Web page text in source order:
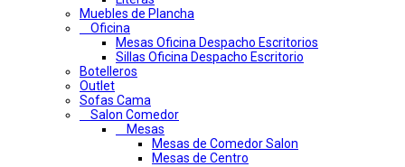
Muebles de Plancha
Oficina
Mesas Oficina Despacho Escritorios
Sillas Oficina Despacho Escritorio
Botelleros
Outlet
Sofas Cama
Salon Comedor
Mesas
Mesas de Comedor Salon
Mesas de Centro